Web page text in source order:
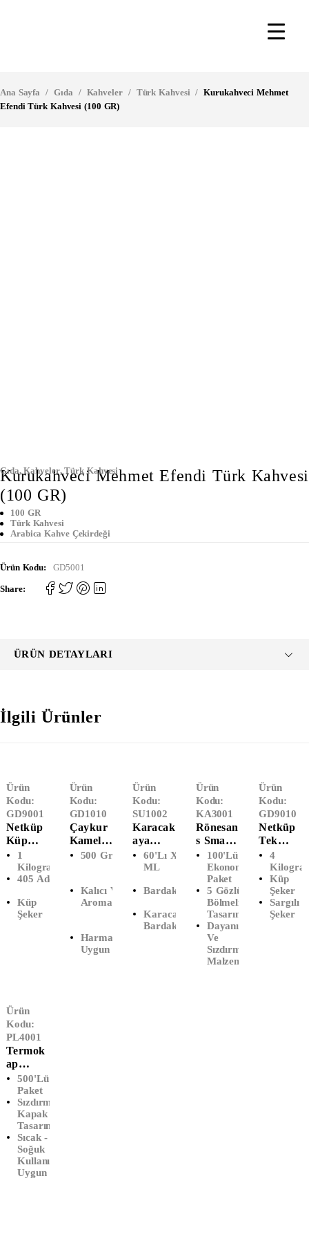
Ana Sayfa / Gıda / Kahveler / Türk Kahvesi / Kurukahveci Mehmet
Efendi Türk Kahvesi (100 GR)
Gıda,Kahveler,Türk Kahvesi
Kurukahveci Mehmet Efendi Türk Kahvesi
(100 GR)
100 GR
Türk Kahvesi
Arabica Kahve Çekirdeği
Ürün Kodu: GD5001
Share:
ÜRÜN DETAYLARI
İlgili Ürünler
Ürün
Kodu:
GD9001
Netküp
Küp
Şeker
(1000
Gram)
1
Kilogram
405 Adet
Küp
Şeker
Ürün
Kodu:
GD1010
Çaykur
Kamelya
(500 Gr)
500 Gr Paket
Kalıcı Ve Hoş
Aroma
Harmanlanmaya
Uygun
Ürün
Kodu:
SU1002
Karacak
Aya
Bardak
Su 200
(60'lı)
60'lı X 200
ML
Bardak Su
Karacakaya
Bardak Su
Ürün
Kodu:
KA3001
Rönesan
S Smart
Pack 5
Gözlü
Köpük
Tabak
(100'lü)
100'lü
Ekonomik
Paket
5 Gözlü
Bölmeli
Tasarım
Dayanıklı
Ve
Sızdırmaz
Malzeme
Ürün
Kodu:
GD9010
Netküp
Tek
Sargılı
Küp
Şeker (4
KG)
4
Küp
Şeker
Sargılı
Şeker
Ürün
Kodu:
PL4001
Termok
Ap
Kapaklı
Karton
Çorba
Kasesi
(500'lü)
500'lü
Paket
Sızdırmaz
Kapak
Tasarımı
Sıcak -
Soğuk
Kullanıma
Uygun